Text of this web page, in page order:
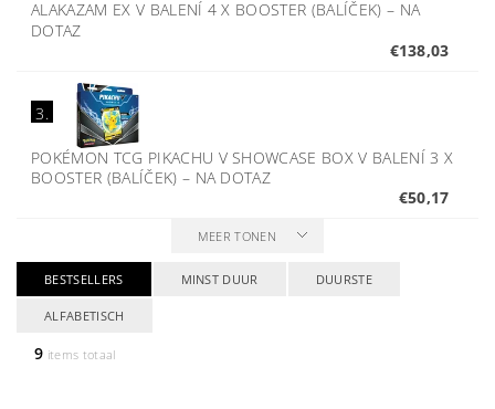
ALAKAZAM EX V BALENÍ 4 X BOOSTER (BALÍČEK) – NA
DOTAZ
€138,03
3.
POKÉMON TCG PIKACHU V SHOWCASE BOX V BALENÍ 3 X
BOOSTER (BALÍČEK) – NA DOTAZ
€50,17
MEER TONEN
BESTSELLERS MINST DUUR DUURSTE
ALFABETISCH
9 items totaal